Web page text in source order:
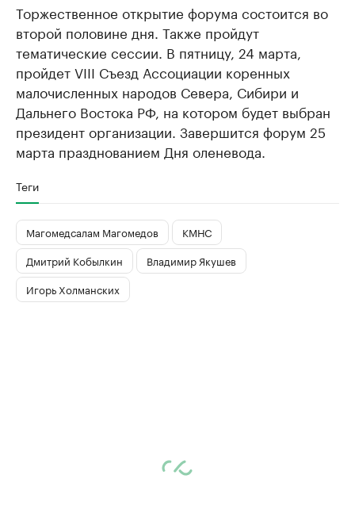
Торжественное открытие форума состоится во
второй половине дня. Также пройдут
тематические сессии. В пятницу, 24 марта,
пройдет VIII Съезд Ассоциации коренных
малочисленных народов Севера, Сибири и
Дальнего Востока РФ, на котором будет выбран
президент организации. Завершится форум 25
марта празднованием Дня оленевода.
Теги
Магомедсалам Магомедов
КМНС
Дмитрий Кобылкин
Владимир Якушев
Игорь Холманских